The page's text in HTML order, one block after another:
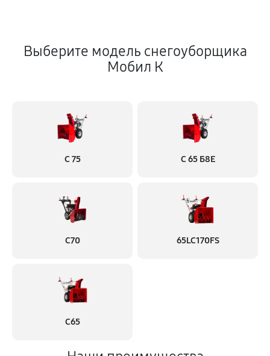
Выберите модель снегоуборщика
Мобил К
С 75 С 65 Б8Е
С70 65LC170FS
С65